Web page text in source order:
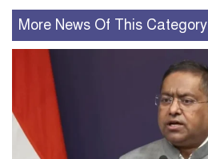
More News Of This Category